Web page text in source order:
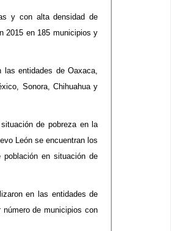
y con alta densidad de
2015 en 185 municipios y
las entidades de Oaxaca,
Sonora, Chihuahua y
de pobreza en la
León se encuentran los
en situación de
en las entidades de
de municipios con